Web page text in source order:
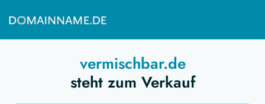
vermischbar.de
steht zum Verkauf